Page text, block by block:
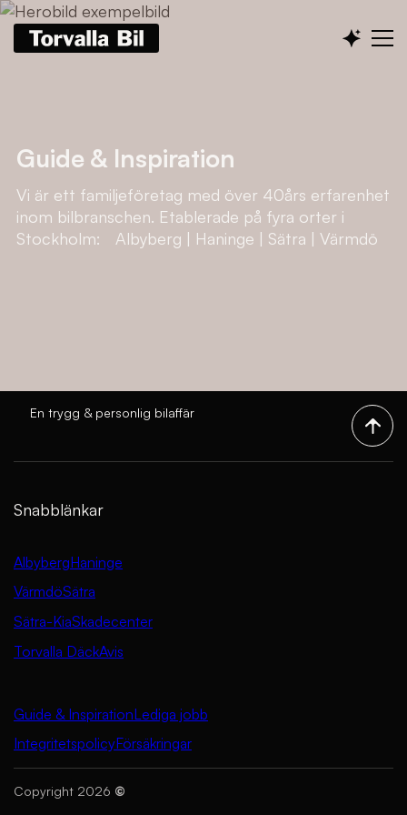
Guide & Inspiration
Vi är ett familjeföretag med över 40års erfarenhet
inom bilbranschen. Etablerade på fyra orter i
Stockholm: Albyberg | Haninge | Sätra | Värmdö
En trygg & personlig bilaffär
Snabblänkar
AlbybergHaninge
VärmdöSätra
Sätra-KiaSkadecenter
Torvalla DäckAvis
Guide & InspirationLediga jobb
IntegritetspolicyFörsäkringar
Copyright 2026 ©